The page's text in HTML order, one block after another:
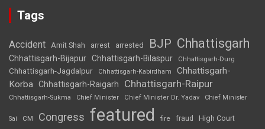
Tags
Accident Amit Shah arrest arrested BJP Chhattisgarh
Chhattisgarh-Bijapur Chhattisgarh-Bilaspur Chhattisgarh-Durg
Chhattisgarh-Jagdalpur Chhattisgarh-Kabirdham
Chhattisgarh-
Korba Chhattisgarh-Raigarh Chhattisgarh-Raipur
Chhattisgarh-Sukma Chief Minister Chief Minister Dr. Yadav Chief Minister
Sai CM Congress featured fire fraud High Court